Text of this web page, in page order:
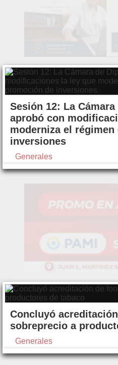
Sesión 12: La
aprobó con
moderniza el
inversiones
Generales
Concluyó
sobreprecio a
Generales